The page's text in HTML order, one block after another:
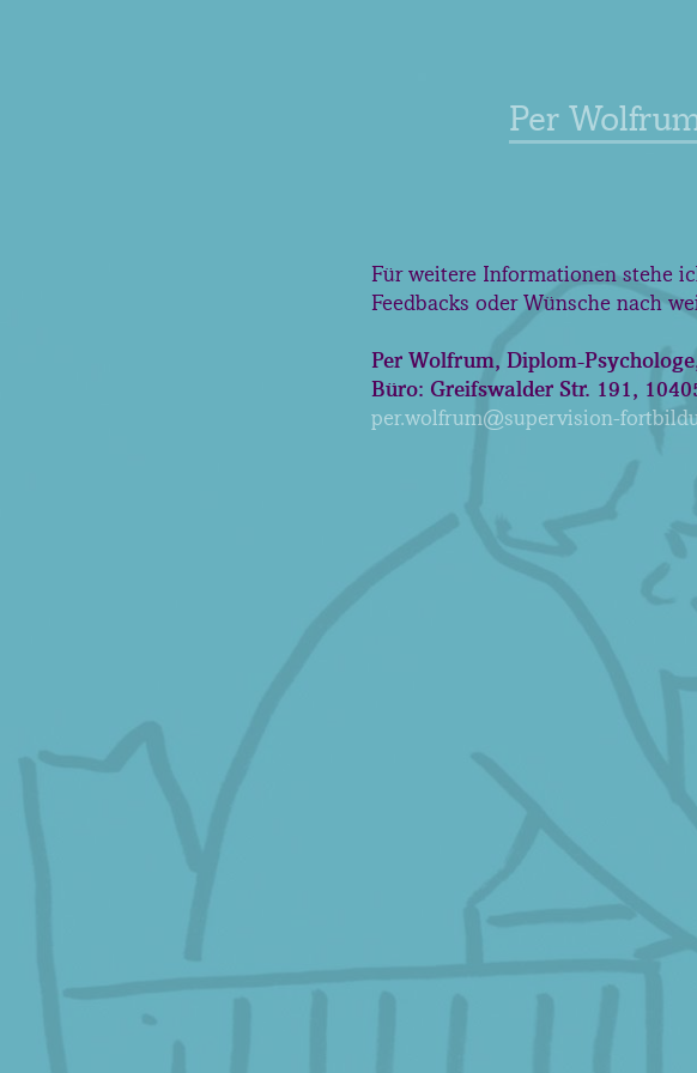
Per
Für weitere Informationen stehe
Feedbacks oder Wünsche nach
Per Wolfrum, Diplom-
Büro: Greifswalder Str. 191,
per.wolfrum@supervision-